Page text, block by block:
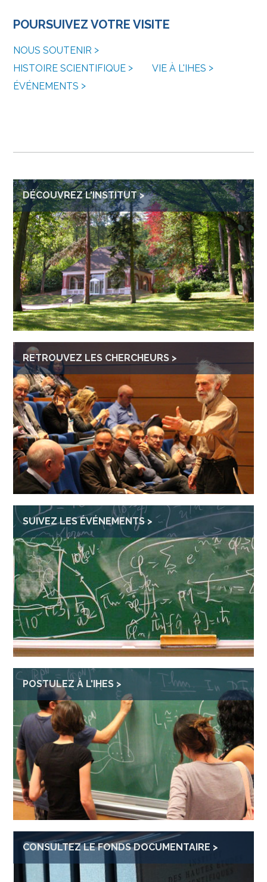
POURSUIVEZ VOTRE VISITE
NOUS SOUTENIR
HISTOIRE SCIENTIFIQUE
VIE À L'IHES
ÉVÉNEMENTS
DÉCOUVREZ L'INSTITUT
RETROUVEZ LES CHERCHEURS
SUIVEZ LES ÉVÉNEMENTS
POSTULEZ À L'IHES
CONSULTEZ LE FONDS DOCUMENTAIRE